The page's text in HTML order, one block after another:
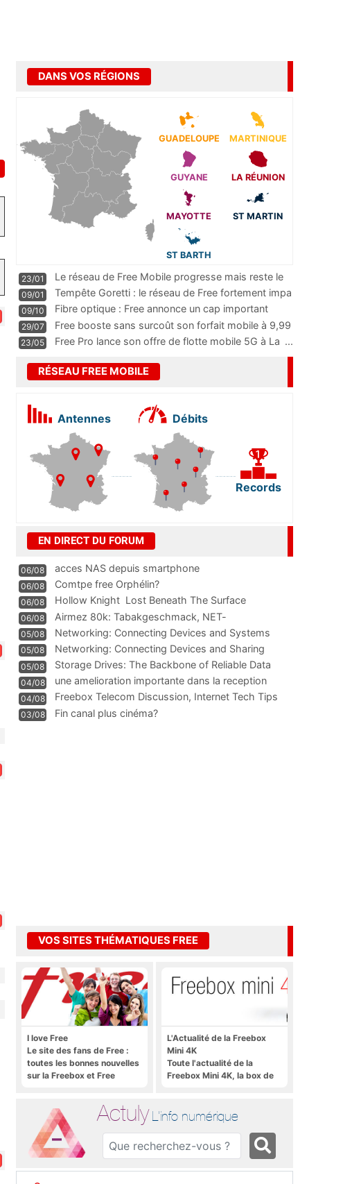
DANS VOS RÉGIONS
GUADELOUPE MARTINIQUE
GUYANE LA RÉUNION
MAYOTTE ST MARTIN
ST BARTH
23/01
Le réseau de Free Mobile progresse mais reste le
m
...
09/01
Tempête Goretti : le réseau de Free fortement impa
09/10
Fibre optique : Free annonce un cap important
pass
...
29/07
Free booste sans surcoût son forfait mobile à 9,99
23/05 Free Pro lance son offre de flotte mobile 5G à La ...
RÉSEAU FREE MOBILE
Antennes Débits
Records
EN DIRECT DU FORUM
06/08 acces NAS depuis smartphone
06/08 Comtpe free Orphélin?
06/08 Hollow Knight  Lost Beneath The Surface
06/08
Airmez 80k: Tabakgeschmack, NET-
Technologie und Leistung im
05/08 Networking: Connecting Devices and Systems
05/08
Networking: Connecting Devices and Sharing
Information
05/08
Storage Drives: The Backbone of Reliable Data
Management
04/08
une amelioration importante dans la reception
WIFI
04/08
Freebox Telecom Discussion, Internet Tech Tips
Communi
03/08 Fin canal plus cinéma?
VOS SITES THÉMATIQUES FREE
I love Free
Le site des fans de Free :
toutes les bonnes nouvelles
sur la Freebox et Free
L'Actualité de la Freebox
Mini 4K
Toute l'actualité de la
Freebox Mini 4K, la box de
Actuly L'info numérique